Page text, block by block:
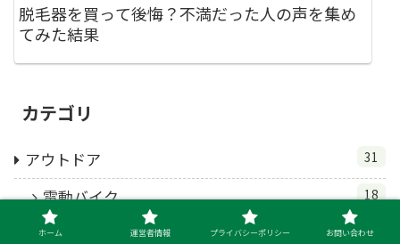
脱毛器を買って後悔？不満だった人の声を集め
てみた結果
カテゴリ
アウトドア 31
電動バイク 18
ポータブル電源 13
ホーム 運営者情報 プライバシーポリシー お問い合わせ